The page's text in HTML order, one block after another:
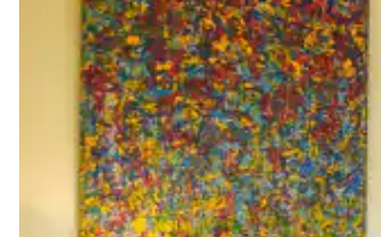
Chambre Master
Climatisation
Lit double inséparable
180x200
Salle de bain - chambre Master